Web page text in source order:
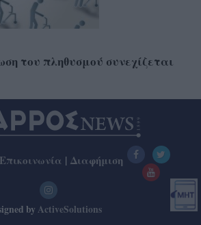
του πληθυσμού συνεχίζεται
Επικοινωνία | Διαφήμιση
byActiveSolutions